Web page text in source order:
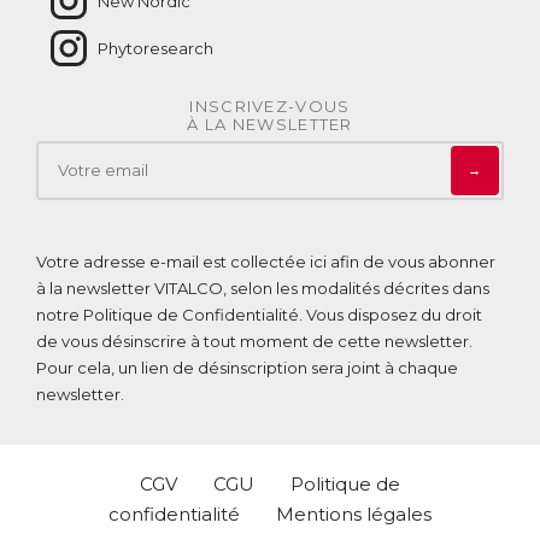
normal du système nerveux.
● L’extrait concentré d’écorce de Pin Maritime et de Poivre
long favorisent une bonne microcirculation sanguine, ce qui
● La vitamine B1 contribue au bon fonctionnement du cœur.
ACL :6414625
EAN :3770011802968
Phytoresearch
INSCRIVEZ-VOUS
À LA NEWSLETTER
→
Votre adresse e-mail est collectée ici afin de vous abonner
à la newsletter VITALCO, selon les modalités décrites dans
notre Politique de Confidentialité . Vous disposez du droit
de vous désinscrire à tout moment de cette newsletter.
Pour cela, un lien de désinscription sera joint à chaque
newsletter.
CGV CGU
Politique de
confidentialité
Mentions légales